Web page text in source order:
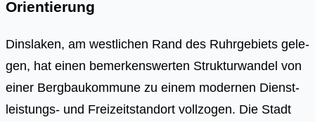
Orientierung
Dins­la­ken, am west­li­chen Rand des Ruhr­ge­biets gele­
gen, hat einen bemer­kens­wer­ten Struk­tur­wan­del von
einer Berg­bau­kom­mu­ne zu einem moder­nen Dienst­
leis­tungs- und Frei­zeit­stand­ort voll­zo­gen. Die Stadt